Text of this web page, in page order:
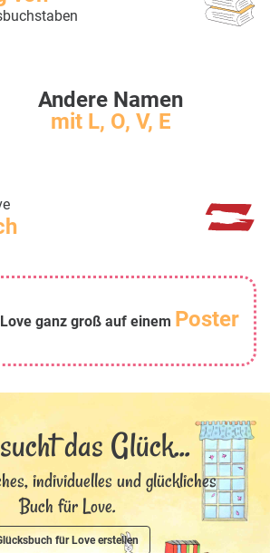
Andere Namen
mit L, O, V, E
Love ganz groß auf einem Poster
sucht das Glück...
individuelles und glückliches
Buch für Love.
für Love erstellen